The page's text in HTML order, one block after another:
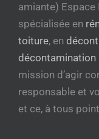
amiante) Espace
spécialisée en
toiture, en
décontamination
mission d’agir
responsable et
et ce, à tous